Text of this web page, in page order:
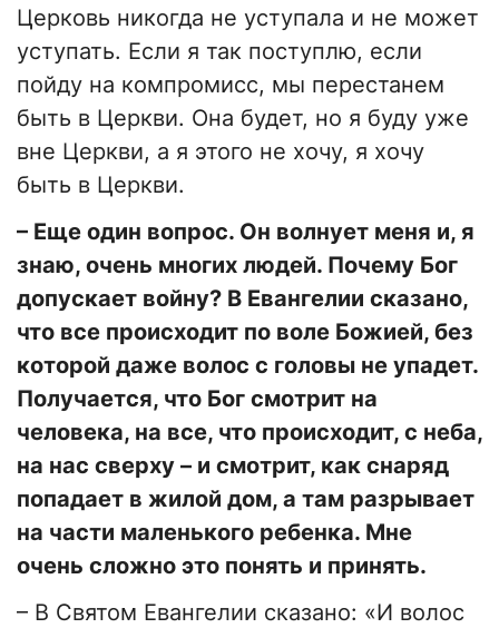
Церковь никогда не уступала и не может
уступать. Если я так поступлю, если
пойду на компромисс, мы перестанем
быть в Церкви. Она будет, но я буду уже
вне Церкви, а я этого не хочу, я хочу
быть в Церкви.
– Еще один вопрос. Он волнует меня и, я
знаю, очень многих людей. Почему Бог
допускает войну? В Евангелии сказано,
что все происходит по воле Божией, без
которой даже волос с головы не упадет.
Получается, что Бог смотрит на
человека, на все, что происходит, с неба,
на нас сверху – и смотрит, как снаряд
попадает в жилой дом, а там разрывает
на части маленького ребенка. Мне
очень сложно это понять и принять.
– В Святом Евангелии сказано: «И волос